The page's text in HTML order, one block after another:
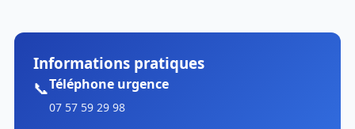
Informations pratiques
📞Téléphone urgence
07 57 59 29 98